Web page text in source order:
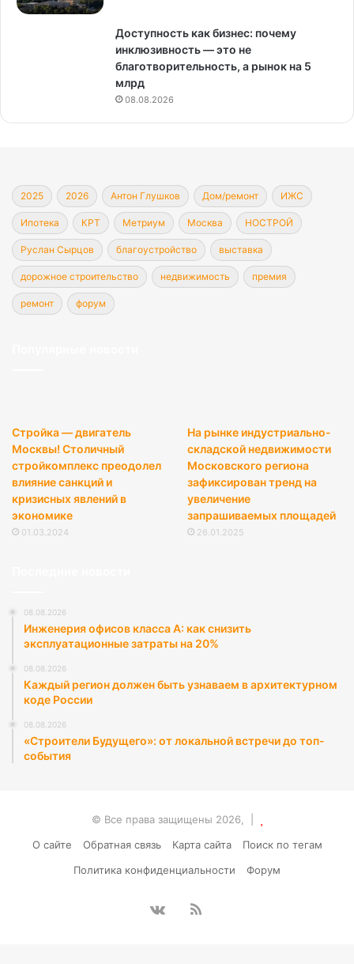
Доступность как бизнес: почему
инклюзивность — это не
благотворительность, а рынок на 5
млрд
08.08.2026
2025 2026 Антон Глушков Дом/ремонт ИЖС
Ипотека КРТ Метриум Москва НОСТРОЙ
Руслан Сырцов благоустройство выставка
дорожное строительство недвижимость премия
ремонт форум
Стройка — двигатель
Москвы! Столичный
стройкомплекс преодолел
влияние санкций и
кризисных явлений в
экономике
01.03.2024
На рынке индустриально-
складской недвижимости
Московского региона
зафиксирован тренд на
увеличение
запрашиваемых площадей
26.01.2025
08.08.2026
Инженерия офисов класса А: как снизить
эксплуатационные затраты на 20%
08.08.2026
Каждый регион должен быть узнаваем в архитектурном
коде России
08.08.2026
«Строители Будущего»: от локальной встречи до топ-
события
© Все права защищены 2026, |
О сайте
Обратная связь Карта сайта
Поиск по тегам
Политика конфиденциальности
Форум
vk.comRSS